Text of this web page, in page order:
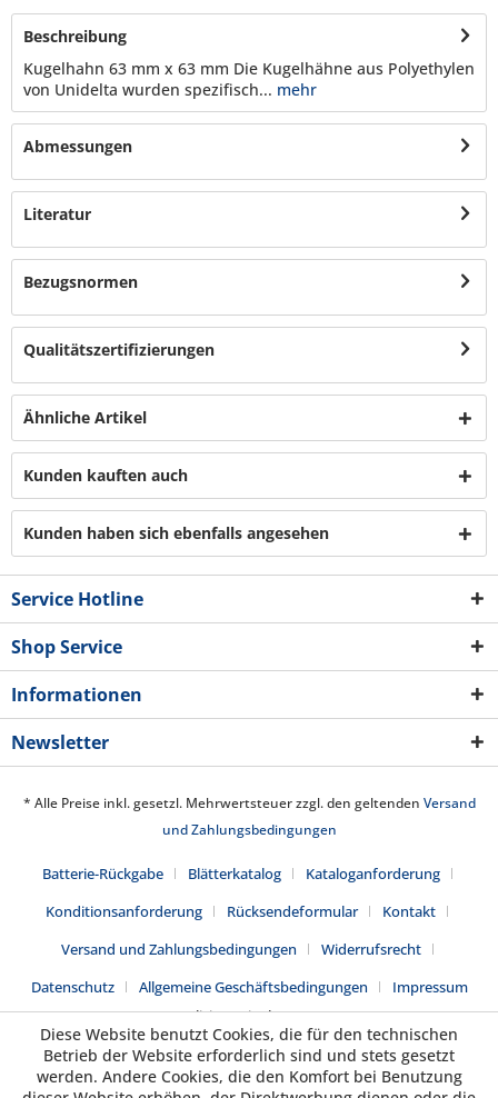
Beschreibung
Kugelhahn 63 mm x 63 mm Die Kugelhähne aus Polyethylen
von Unidelta wurden spezifisch... mehr
Abmessungen
Literatur
Bezugsnormen
Qualitätszertifizierungen
Ähnliche Artikel
Kunden kauften auch
Kunden haben sich ebenfalls angesehen
Service Hotline
Shop Service
Informationen
Newsletter
* Alle Preise inkl. gesetzl. Mehrwertsteuer zzgl. den geltenden Versand
und Zahlungsbedingungen
Batterie-Rückgabe Blätterkatalog
Kataloganforderung
Konditionsanforderung
Rücksendeformular
Kontakt
Versand und Zahlungsbedingungen
Widerrufsrecht
Datenschutz
Allgemeine Geschäftsbedingungen
Impressum
Realisiert mit Shopware
Diese Website benutzt Cookies, die für den technischen
Betrieb der Website erforderlich sind und stets gesetzt
werden. Andere Cookies, die den Komfort bei Benutzung